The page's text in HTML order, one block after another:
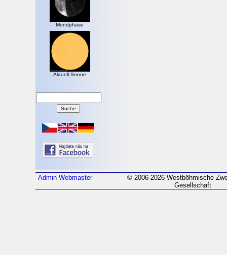
Mondphase
Aktuell Sonne
Admin Webmaster
© 2006-2026 Westböhmische
Gesellschaft